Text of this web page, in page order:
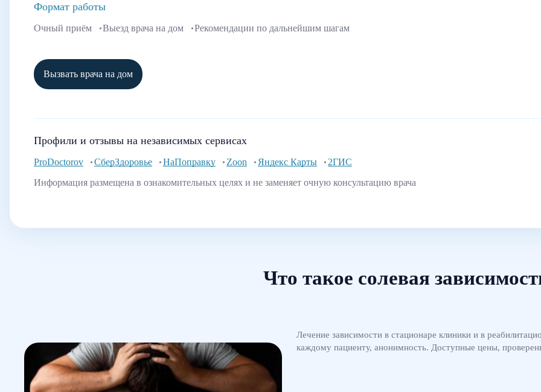
Формат работы
Очный приём Выезд врача на дом Рекомендации по дальнейшим шагам
Вызвать врача на дом
Профили и отзывы на независимых сервисах
ProDoctorov СберЗдоровье НаПоправку Zoon Яндекс Карты
2ГИС
Информация размещена в ознакомительных целях и не заменяет очную консультацию врача
Что такое солевая
Лечение зависимости в стационаре клиники и в
каждому пациенту, анонимность. Доступные цены,